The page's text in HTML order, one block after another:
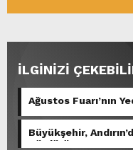
İLGİNİZİ
Ağustos Fuarı’nın
Büyükşehir,
Sürdürüyor.